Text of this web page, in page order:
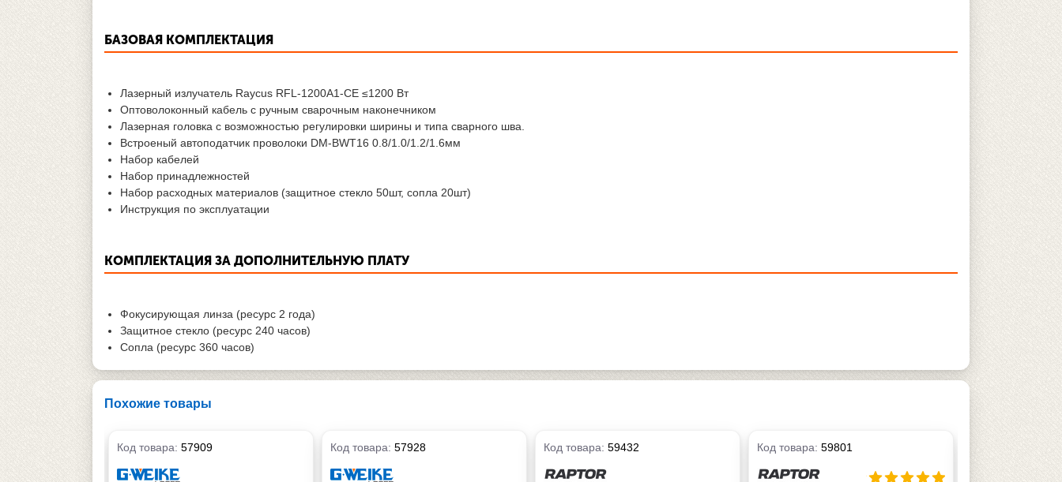
БАЗОВАЯ КОМПЛЕКТАЦИЯ
Лазерный излучатель Raycus RFL-1200A1-CE ≤1200 Вт
Оптоволоконный кабель с ручным сварочным наконечником
Лазерная головка c возможностью регулировки ширины и типа сварного шва.
Встроеный автоподатчик проволоки DM-BWT16 0.8/1.0/1.2/1.6мм
Набор кабелей
Набор принадлежностей
Набор расходных материалов (защитное стекло 50шт, сопла 20шт)
Инструкция по эксплуатации
КОМПЛЕКТАЦИЯ ЗА ДОПОЛНИТЕЛЬНУЮ ПЛАТУ
Фокусирующая линза (ресурс 2 года)
Защитное стекло (ресурс 240 часов)
Сопла (ресурс 360 часов)
Похожие товары
Код товара: 57909 Код товара: 57928 Код товара: 59432 Код товара: 59801